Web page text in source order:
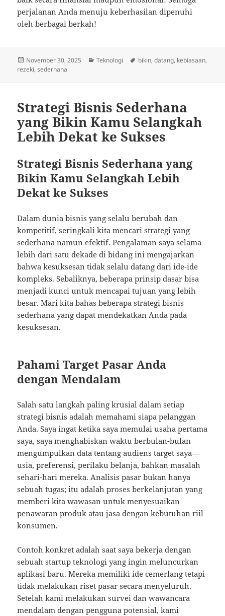
perjalanan Anda menuju keberhasilan dipenuhi
oleh berbagai berkah!
Posted
on
November 30, 2025 Categories
Teknologi Tags
bikin,datang, kebiasaan,
rezeki,sederhana
Strategi Bisnis Sederhana
yang Bikin Kamu Selangkah
Lebih Dekat ke Sukses
Strategi Bisnis Sederhana yang
Bikin Kamu Selangkah Lebih
Dekat ke Sukses
Dalam dunia bisnis yang selalu berubah dan
kompetitif, seringkali kita mencari strategi yang
sederhana namun efektif. Pengalaman saya selama
lebih dari satu dekade di bidang ini mengajarkan
bahwa kesuksesan tidak selalu datang dari ide-ide
kompleks. Sebaliknya, beberapa prinsip dasar bisa
menjadi kunci untuk mencapai tujuan yang lebih
besar. Mari kita bahas beberapa strategi bisnis
sederhana yang dapat mendekatkan Anda pada
kesuksesan.
Pahami Target Pasar Anda
dengan Mendalam
Salah satu langkah paling krusial dalam setiap
strategi bisnis adalah memahami siapa pelanggan
Anda. Saya ingat ketika saya memulai usaha pertama
saya, saya menghabiskan waktu berbulan-bulan
mengumpulkan data tentang audiens target saya—
usia, preferensi, perilaku belanja, bahkan masalah
sehari-hari mereka. Analisis pasar bukan hanya
sebuah tugas; itu adalah proses berkelanjutan yang
memberi kita wawasan untuk menyesuaikan
penawaran produk atau jasa dengan kebutuhan riil
konsumen.
Contoh konkret adalah saat saya bekerja dengan
sebuah startup teknologi yang ingin meluncurkan
aplikasi baru. Mereka memiliki ide cemerlang tetapi
tidak melakukan riset pasar secara menyeluruh.
Setelah kami melakukan survei dan wawancara
mendalam dengan pengguna potensial, kami